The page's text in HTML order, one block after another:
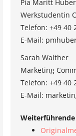
Pia Maritt Huber
Werkstudentin
Telefon: +49 40
E-Mail:
Sarah Walther
Marketing
Telefon: +49 40
E-Mail: